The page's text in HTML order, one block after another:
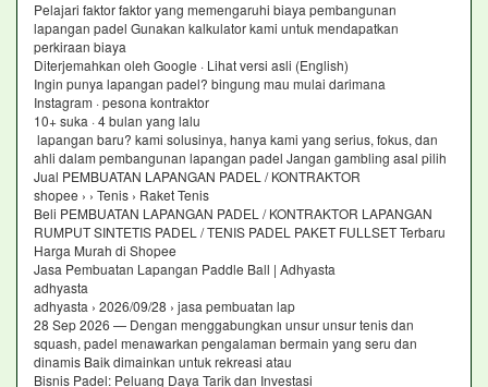
Pelajari faktor faktor yang memengaruhi biaya pembangunan
lapangan padel Gunakan kalkulator kami untuk mendapatkan
perkiraan biaya
Diterjemahkan oleh Google · Lihat versi asli (English)
Ingin punya lapangan padel? bingung mau mulai darimana
Instagram · pesona kontraktor
10+ suka · 4 bulan yang lalu
lapangan baru? kami solusinya, hanya kami yang serius, fokus, dan
ahli dalam pembangunan lapangan padel Jangan gambling asal pilih
Jual PEMBUATAN LAPANGAN PADEL / KONTRAKTOR
shopee › › Tenis › Raket Tenis
Beli PEMBUATAN LAPANGAN PADEL / KONTRAKTOR LAPANGAN
RUMPUT SINTETIS PADEL / TENIS PADEL PAKET FULLSET Terbaru
Harga Murah di Shopee
Jasa Pembuatan Lapangan Paddle Ball | Adhyasta
adhyasta
adhyasta › 2026/09/28 › jasa pembuatan lap
28 Sep 2026 — Dengan menggabungkan unsur unsur tenis dan
squash, padel menawarkan pengalaman bermain yang seru dan
dinamis Baik dimainkan untuk rekreasi atau
Bisnis Padel: Peluang Daya Tarik dan Investasi